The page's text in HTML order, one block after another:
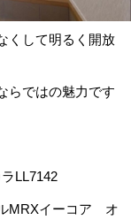
くして明るく開放
らではの魅力です
LL7142
MRXイーコア オ